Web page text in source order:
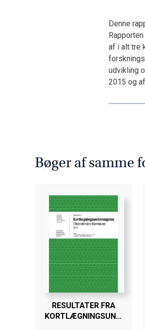
Denne
af i alt tre
udvikling
2015 og
Bøger af samme
RESULTATER FRA